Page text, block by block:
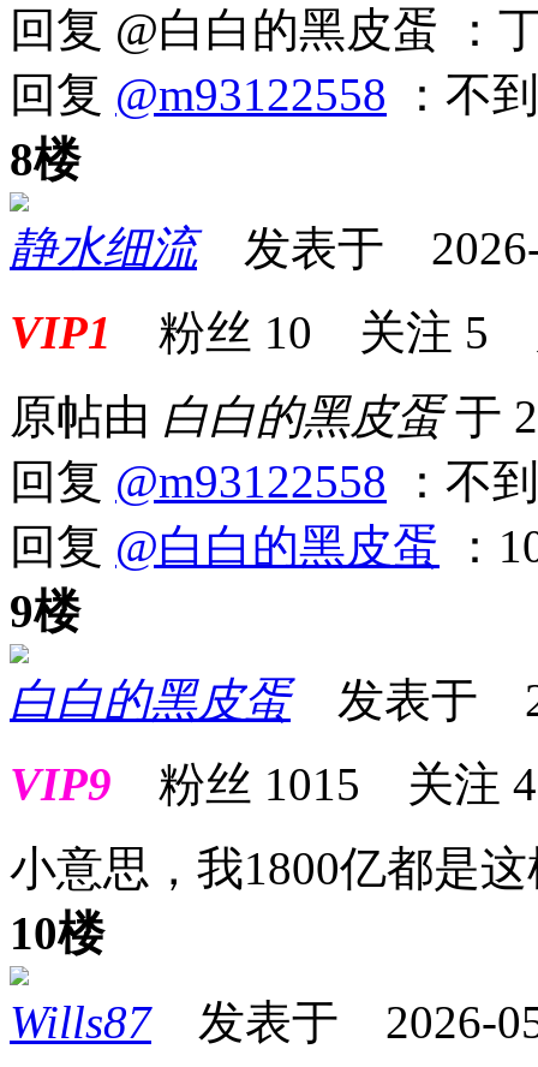
回复 @白白的黑皮蛋 ：
回复 @m93122558 ：不
8楼
静水细流发表于 2026-
VIP1 粉丝 10 关注 5
原帖由 白白的黑皮蛋于
回复 @m93122558 ：不
回复 @白白的黑皮蛋 ：
9楼
白白的黑皮蛋发表于
VIP9 粉丝 1015 关注
小意思，我1800亿都是
10楼
Wills87发表于 2026-